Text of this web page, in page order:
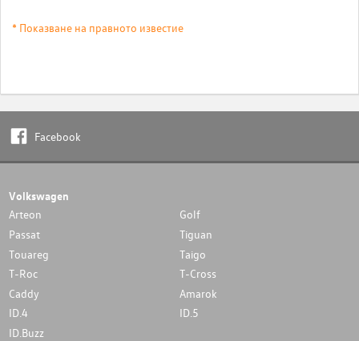
* Показване на правното известие
Facebook
Volkswagen
Arteon
Golf
Passat
Tiguan
Touareg
Taigo
T-Roc
T-Cross
Caddy
Amarok
ID.4
ID.5
ID.Buzz